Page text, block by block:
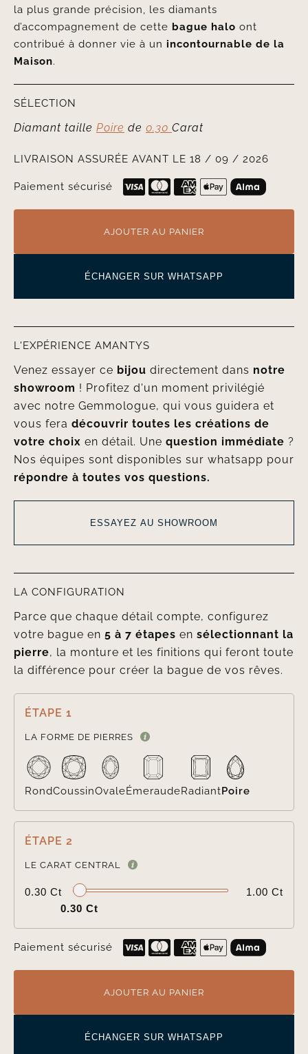
la plus grande précision, les diamants
d’accompagnement de cette bague halo ont
contribué à donner vie à un incontournable de la
Maison.
SÉLECTION
Diamant taille Poire de 0.30 Carat
LIVRAISON ASSURÉE AVANT LE 18 / 09 / 2026
Paiement sécurisé
AJOUTER AU PANIER
ÉCHANGER SUR WHATSAPP
L'EXPÉRIENCE AMANTYS
Venez essayer ce bijou directement dans notre
showroom ! Profitez d'un moment privilégié
avec notre Gemmologue, qui vous guidera et
vous fera découvrir toutes les créations de
votre choix en détail. Une question immédiate ?
Nos équipes sont disponibles sur whatsapp pour
répondre à toutes vos questions.
ESSAYEZ AU SHOWROOM
LA CONFIGURATION
Parce que chaque détail compte, configurez
votre bague en 5 à 7 étapes en sélectionnant la
pierre, la monture et les finitions qui feront toute
la différence pour créer la bague de vos rêves.
ÉTAPE 1
LA FORME DE PIERRES
RondCoussinOvaleÉmeraudeRadiantPoire
ÉTAPE 2
LE CARAT CENTRAL
0.30 Ct
1.00 Ct
0.30 Ct
Paiement sécurisé
AJOUTER AU PANIER
ÉCHANGER SUR WHATSAPP